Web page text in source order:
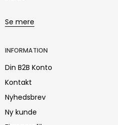
Se mere
INFORMATION
Din B2B Konto
Kontakt
Nyhedsbrev
Ny kunde